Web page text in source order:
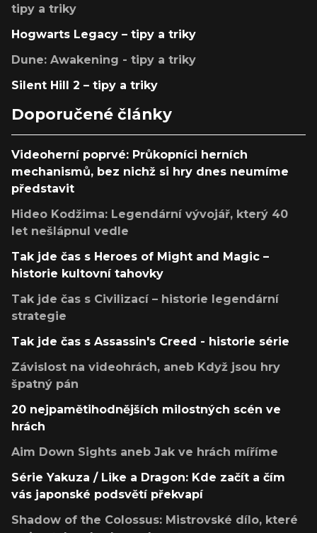
tipy a triky
Hogwarts Legacy – tipy a triky
Dune: Awakening - tipy a triky
Silent Hill 2 – tipy a triky
Doporučené články
Videoherní poprvé: Průkopníci herních
mechanismů, bez nichž si hry dnes neumíme
představit
Hideo Kodžima: Legendární vývojář, který 40
let nešlápnul vedle
Tak jde čas s Heroes of Might and Magic –
historie kultovní tahovky
Tak jde čas s Civilizací – historie legendární
strategie
Tak jde čas s Assassin's Creed - historie série
Závislost na videohrách, aneb Když jsou hry
špatný pán
20 nejpamětihodnějších milostných scén ve
hrách
Aim Down Sights aneb Jak ve hrách míříme
Série Yakuza / Like a Dragon: Kde začít a čím
vás japonské podsvětí překvapí
Shadow of the Colossus: Mistrovské dílo, které